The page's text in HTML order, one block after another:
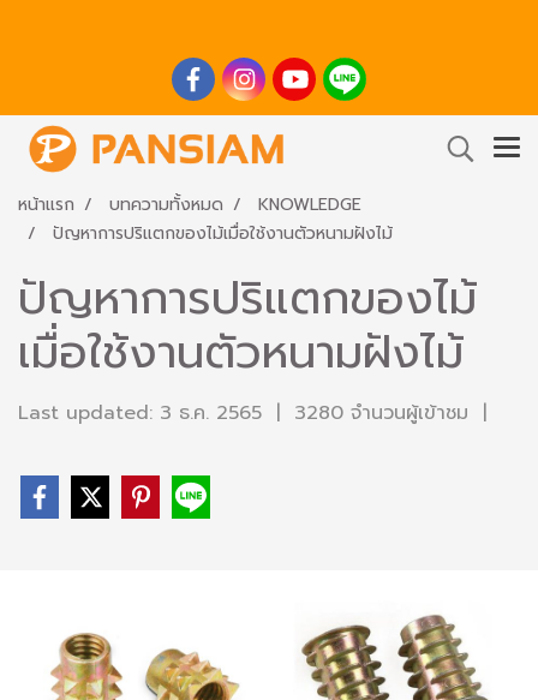
หน้าแรก บทความทั้งหมด
KNOWLEDGE
ปัญหาการปริแตกของไม้เมื่อใช้งานตัวหนามฝังไม้
ปัญหาการปริแตกของไม้
เมื่อใช้งานตัวหนามฝังไม้
Last updated: 3 ธ.ค. 2565 | 3280 จำนวนผู้เข้าชม |